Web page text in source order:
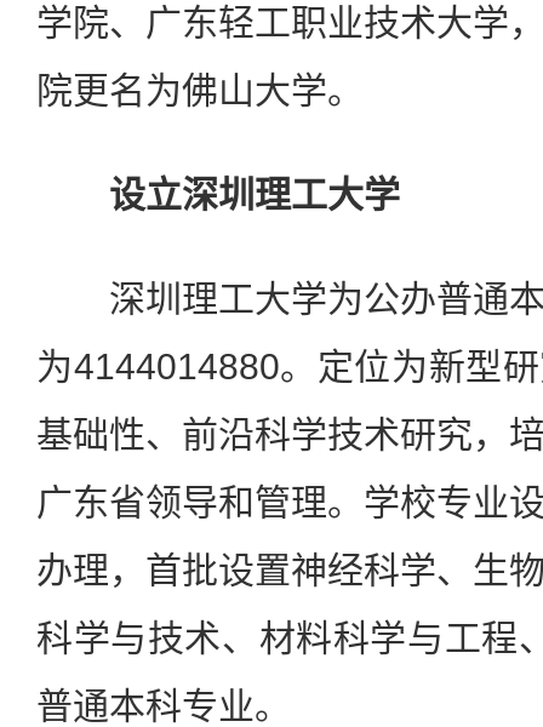
学院、广东轻工职业技术大学
院更名为佛山大学。
设立深圳理工大学
深圳理工大学为公办普通本
为4144014880。定位为新型
基础性、前沿科学技术研究，
广东省领导和管理。学校专业
办理，首批设置神经科学、生
科学与技术、材料科学与工程
普通本科专业。